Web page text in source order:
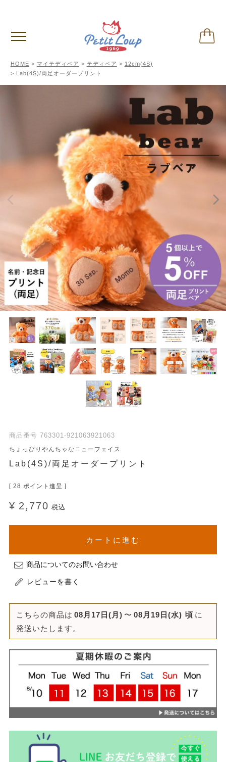
HOME マイテディベア テディベア
12cm(4S)
Lab(4S)/両足オーダープリント
商品番号 763301-921063921063
ちょっぴりやんちゃなニューフェイス
Lab(4S)/両足オーダープリント
[ 28 ポイント進呈 ]
¥ 2,770 税込
カートに進む
商品についてのお問い合わせ
レビューを書く
こちらの商品は 08月17日(月) 〜 08月19日(水) 頃 に
発送いたします。